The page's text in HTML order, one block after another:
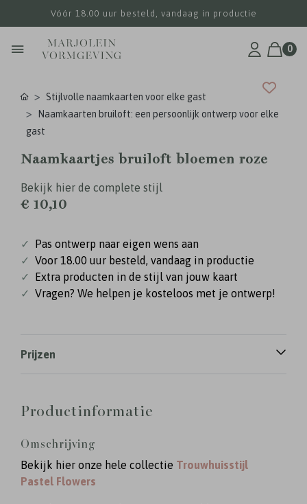
Vóór 18.00 uur besteld, vandaag in productie
0
Stijlvolle naamkaarten voor elke gast
Naamkaarten bruiloft: een persoonlijk ontwerp voor elke
gast
Naamkaartjes bruiloft bloemen roze
Bekijk hier de complete stijl
€ 10,10
✓
Pas ontwerp naar eigen wens aan
✓ Voor 18.00 uur besteld, vandaag in productie
✓
Extra producten in de stijl van jouw kaart
✓ Vragen? We helpen je kosteloos met je ontwerp!
Prijzen
Productinformatie
Omschrijving
Bekijk hier onze hele collectie Trouwhuisstijl
Pastel Flowers